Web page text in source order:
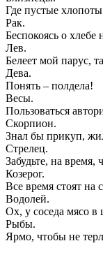
Где пустые
Рак.
Беспокоясь о
Лев.
Белеет мой парус,
Дева.
Понять – полдела!
Весы.
Пользоваться
Скорпион.
Знал бы прикуп,
Стрелец.
Забудьте, на время,
Козерог.
Все время стоят на
Водолей.
Ох, у соседа мясо
Рыбы.
Ярмо, чтобы не